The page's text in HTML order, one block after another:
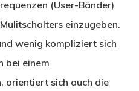
(User-Bänder)
einzugeben.
wenig kompliziert sich
bei einem
orientiert sich auch die